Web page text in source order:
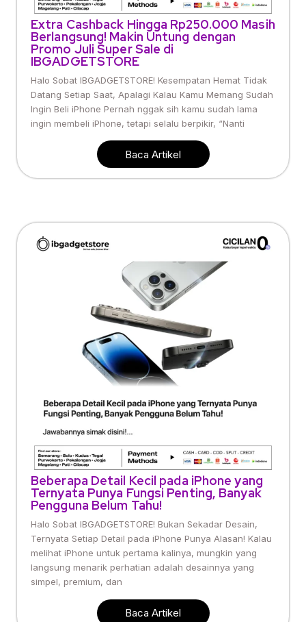
Extra Cashback Hingga Rp250.000 Masih
Berlangsung! Makin Untung dengan
Promo Juli Super Sale di
IBGADGETSTORE
Halo Sobat IBGADGETSTORE! Kesempatan Hemat Tidak
Datang Setiap Saat, Apalagi Kalau Kamu Memang Sudah
Ingin Beli iPhone Pernah nggak sih kamu sudah lama
ingin membeli iPhone, tetapi selalu berpikir, “Nanti
Baca Artikel
Beberapa Detail Kecil pada iPhone yang
Ternyata Punya Fungsi Penting, Banyak
Pengguna Belum Tahu!
Halo Sobat IBGADGETSTORE! Bukan Sekadar Desain,
Ternyata Setiap Detail pada iPhone Punya Alasan! Kalau
melihat iPhone untuk pertama kalinya, mungkin yang
langsung menarik perhatian adalah desainnya yang
simpel, premium, dan
Baca Artikel